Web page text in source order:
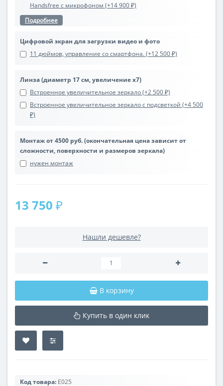
Handsfree с микрофоном (+14 900 ₽)
Подробнее
Цифровой экран для загрузки видео и фото
11 дюймов, управление со смартфона. (+12 500 ₽)
Линза (диаметр 17 см, увеличение х7)
Встроенное увеличительное зеркало (+2 500 ₽)
Встроенное увеличительное зеркало с подсветкой (+4 500
₽)
Монтаж от 4500 руб. (окончательная цена зависит от
сложности, поверхности и размеров зеркала)
нужен монтаж
13 750 ₽
Нашли дешевле?
В корзину
Купить в один клик
Код товара: E025